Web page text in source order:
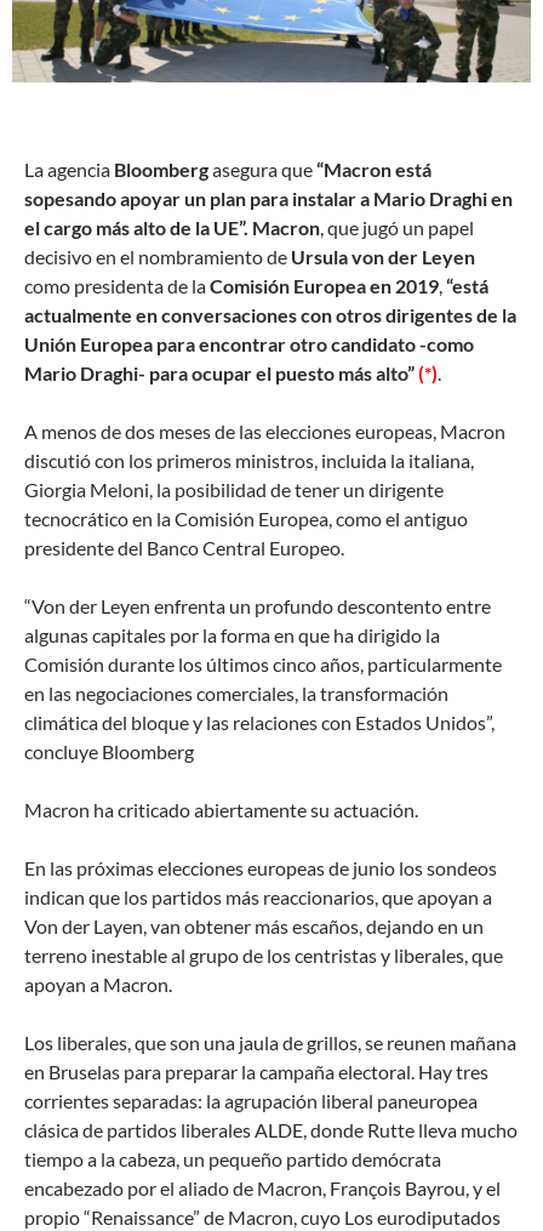
La agencia Bloombergasegura que“Macron está
sopesando apoyar un plan para instalar a Mario Draghi en
el cargo más alto de la UE”. Macron, que jugó un papel
decisivo en el nombramiento de Ursula von der Leyen
como presidenta de laComisión Europea en 2019,“está
actualmente en conversaciones con otros dirigentes de la
Unión Europea para encontrar otro candidato -como
Mario Draghi- para ocupar el puesto más alto”(*).
A menos de dos meses de las elecciones europeas, Macron
discutió con los primeros ministros, incluida la italiana,
Giorgia Meloni, la posibilidad de tener un dirigente
tecnocrático en la Comisión Europea, como el antiguo
presidente del Banco Central Europeo.
“Von der Leyen enfrenta un profundo descontento entre
algunas capitales por la forma en que ha dirigido la
Comisión durante los últimos cinco años, particularmente
en las negociaciones comerciales, la transformación
climática del bloque y las relaciones con Estados Unidos”,
concluye Bloomberg
Macron ha criticado abiertamente su actuación.
En las próximas elecciones europeas de junio los sondeos
indican que los partidos más reaccionarios, que apoyan a
Von der Layen, van obtener más escaños, dejando en un
terreno inestable al grupo de los centristas y liberales, que
apoyan a Macron.
Los liberales, que son una jaula de grillos, se reunen mañana
en Bruselas para preparar la campaña electoral. Hay tres
corrientes separadas: la agrupación liberal paneuropea
clásica de partidos liberales ALDE, donde Rutte lleva mucho
tiempo a la cabeza, un pequeño partido demócrata
encabezado por el aliado de Macron, François Bayrou, y el
propio “Renaissance” de Macron, cuyo Los eurodiputados